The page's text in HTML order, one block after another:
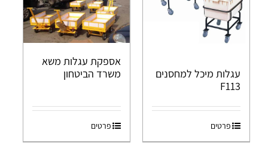
עגלות מיכל למחסנים
F113
פרטים
אספקת עגלות משא
משרד הביטחון
פרטים